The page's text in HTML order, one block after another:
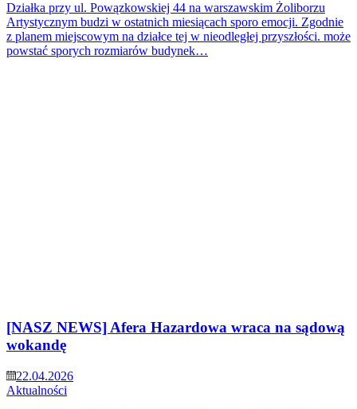
Działka przy ul. Powązkowskiej 44 na warszawskim Żoliborzu
Artystycznym budzi w ostatnich miesiącach sporo emocji. Zgodnie
z planem miejscowym na działce tej w nieodległej przyszłości. może
powstać sporych rozmiarów budynek…
[NASZ NEWS] Afera Hazardowa wraca na sądową
wokandę
22.04.2026
Aktualności